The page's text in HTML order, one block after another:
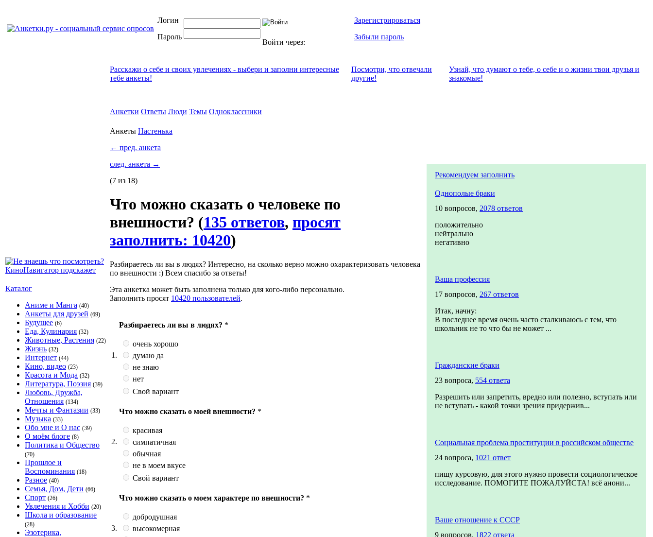
Логин
Пароль
Войти через:
Зарегистрироваться
Забыли пароль
Каталог
Аниме и Манга (40)
Анкеты для друзей (69)
Будущее (6)
Еда, Кулинария (32)
Животные, Растения (22)
Жизнь (32)
Интернет (44)
Кино, видео (23)
Красота и Мода (32)
Литература, Поэзия (39)
Любовь, Дружба,
Отношения (134)
Мечты и Фантазии (33)
Музыка (33)
Обо мне и О нас (39)
О моём блоге (8)
Политика и Общество
(70)
Прошлое и
Воспоминания (18)
Разное (40)
Семья, Дом, Дети (66)
Спорт (26)
Увлечения и Хобби (20)
Школа и образование
(28)
Эзотерика,
Расскажи о себе и своих увлечениях - выбери и заполни интересные
тебе анкеты!
Посмотри, что отвeчали
другие!
Узнай, что думают о тебе, о себе и о жизни твои друзья и
знакомые!
Анкетки Ответы Люди Темы Одноклассники
Анкеты Настенька
← пред. анкета
след. анкета →
(7 из 18)
Что можно сказать о человеке по
внешности? (135 ответов, просят
заполнить: 10420)
Разбираетесь ли вы в людях? Интересно, на сколько верно можно охарактеризовать человека
по внешности :) Всем спасибо за ответы!
Эта анкетка может быть заполнена только для кого-либо персонально.
Заполнить просят 10420 пользователей.
1.
Разбираетесь ли вы в людях? *
очень хорошо
думаю да
не знаю
нет
Свой вариант
2.
Что можно сказать о моей внешности? *
красивая
симпатичная
обычная
не в моем вкусе
Свой вариант
3.
Что можно сказать о моем характере по внешности? *
добродушная
высокомерная
Рекомендуем заполнить
Однополые браки
10 вопросов, 2078 ответов
положительно
нейтрально
негативно
Ваша профессия
17 вопросов, 267 ответов
Итак, начну:
В последнее время очень часто сталкиваюсь с тем, что
школьник не то что бы не может ...
Гражданские браки
23 вопроса, 554 ответа
Разрешить или запретить, вредно или полезно, вступать или
не вступать - какой точки зрения придержив...
Социальная проблема проституции в российском обществе
24 вопроса, 1021 ответ
пишу курсовую, для этого нужно провести социологическое
исследование. ПОМОГИТЕ ПОЖАЛУЙСТА! всё анони...
Ваше отношение к СССР
9 вопросов, 1822 ответа